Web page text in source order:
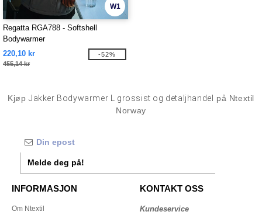
W1
Regatta RGA788 - Softshell
Bodywarmer
220,10 kr
455,14 kr
-52%
Kjøp Jakker Bodywarmer L grossist og detaljhandel
på Ntextil
Norway
Melde deg på!
INFORMASJON
Om Ntextil
KONTAKT OSS
Kundeservice